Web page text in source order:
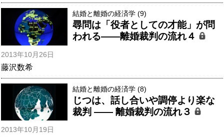
結婚と離婚の経済学 (9)
尋問は「役者としての才能」が問
われる――離婚裁判の流れ４
2013年10月26日
藤沢数希
結婚と離婚の経済学 (8)
じつは、話し合いや調停より楽な
裁判 ―― 離婚裁判の流れ３
2013年10月19日